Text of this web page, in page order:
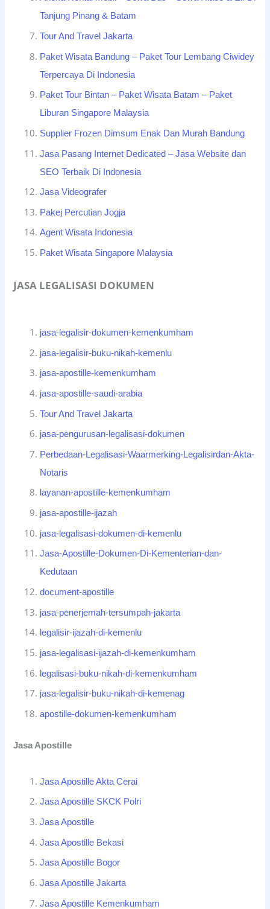
Tanjung Pinang & Batam
Tour And Travel Jakarta
Paket Wisata Bandung – Paket Tour Lembang Ciwidey
Terpercaya Di Indonesia
Paket Tour Bintan – Paket Wisata Batam – Paket
Liburan Singapore Malaysia
Supplier Frozen Dimsum Enak Dan Murah Bandung
Jasa Pasang Internet Dedicated – Jasa Website dan
SEO Terbaik Di Indonesia
Jasa Videografer
Pakej Percutian Jogja
Agent Wisata Indonesia
Paket Wisata Singapore Malaysia
JASA LEGALISASI DOKUMEN
jasa-legalisir-dokumen-kemenkumham
jasa-legalisir-buku-nikah-kemenlu
jasa-apostille-kemenkumham
jasa-apostille-saudi-arabia
Tour And Travel Jakarta
jasa-pengurusan-legalisasi-dokumen
Perbedaan-Legalisasi-Waarmerking-Legalisirdan-Akta-
Notaris
layanan-apostille-kemenkumham
jasa-apostille-ijazah
jasa-legalisasi-dokumen-di-kemenlu
Jasa-Apostille-Dokumen-Di-Kementerian-dan-
Kedutaan
document-apostille
jasa-penerjemah-tersumpah-jakarta
legalisir-ijazah-di-kemenlu
jasa-legalisasi-ijazah-di-kemenkumham
legalisasi-buku-nikah-di-kemenkumham
jasa-legalisir-buku-nikah-di-kemenag
apostille-dokumen-kemenkumham
Jasa Apostille
Jasa Apostille Akta Cerai
Jasa Apostille SKCK Polri
Jasa Apostille
Jasa Apostille Bekasi
Jasa Apostille Bogor
Jasa Apostille Jakarta
Jasa Apostille Kemenkumham